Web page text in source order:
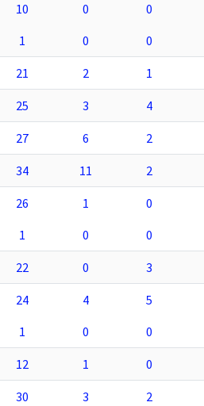
10 0 0
1 0 0
21 2 1
25 3 4
27 6 2
34 11 2
26 1 0
1 0 0
22 0 3
24 4 5
1 0 0
12 1 0
30 3 2